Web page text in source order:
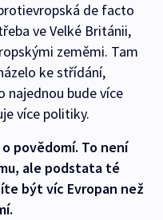
de facto
ve Velké Británii,
zeměmi. Tam
ke střídání,
najednou bude více
více politiky.
povědomí. To není
ale podstata té
být víc Evropan než